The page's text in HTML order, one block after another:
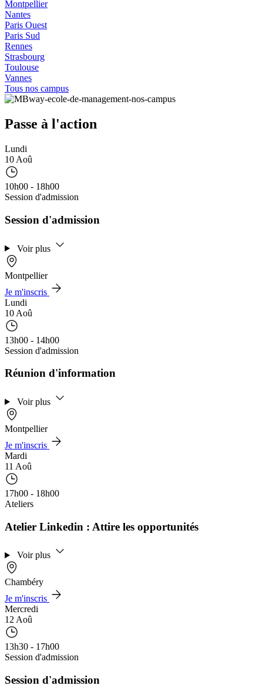
Montpellier
Nantes
Paris Ouest
Paris Sud
Rennes
Strasbourg
Toulouse
Vannes
Tous nos campus
Passe à l'action
Lundi
10 Aoû
10h00 - 18h00
Session d'admission
Session d'admission
Voir plus
Montpellier
Je m'inscris
Lundi
10 Aoû
13h00 - 14h00
Session d'admission
Réunion d'information
Voir plus
Montpellier
Je m'inscris
Mardi
11 Aoû
17h00 - 18h00
Ateliers
Atelier Linkedin : Attire les opportunités
Voir plus
Chambéry
Je m'inscris
Mercredi
12 Aoû
13h30 - 17h00
Session d'admission
Session d'admission